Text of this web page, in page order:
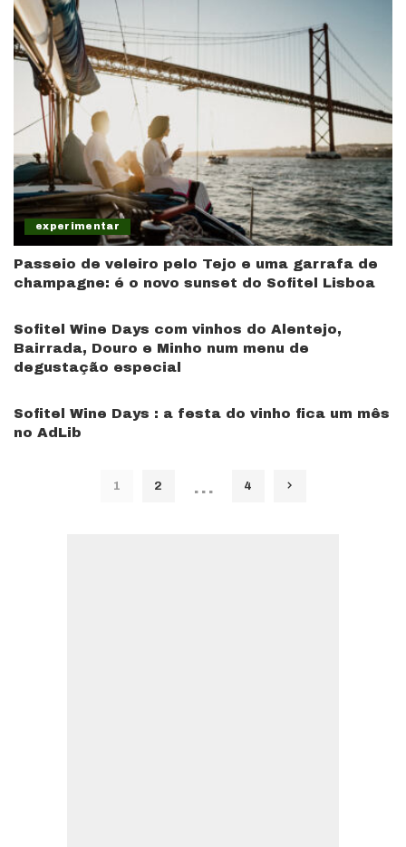
experimentar
Passeio de veleiro pelo Tejo e uma garrafa de
champagne: é o novo sunset do Sofitel Lisboa
Sofitel Wine Days com vinhos do Alentejo,
Bairrada, Douro e Minho num menu de
degustação especial
Sofitel Wine Days : a festa do vinho fica um mês
no AdLib
1 2 … 4